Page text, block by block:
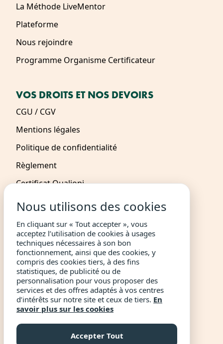
La Méthode LiveMentor
Plateforme
Nous rejoindre
Programme Organisme Certificateur
VOS DROITS ET NOS DEVOIRS
CGU / CGV
Mentions légales
Politique de confidentialité
Règlement
Certificat Qualiopi
Devenir Partenaire
Devenir Affilié
Devenir Mentor
+33 1 76 44 03 90
masterclass@livementor.com
Nous utilisons des cookies
En cliquant sur « Tout accepter », vous
acceptez l’utilisation de cookies à usages
techniques nécessaires à son bon
fonctionnement, ainsi que des cookies, y
compris des cookies tiers, à des fins
statistiques, de publicité ou de
personnalisation pour vous proposer des
services et des offres adaptés à vos centres
d’intérêts sur notre site et ceux de tiers. En
savoir plus sur les cookies
Accepter Tout